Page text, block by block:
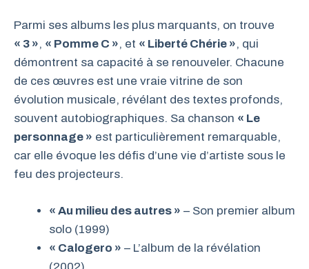
Parmi ses albums les plus marquants, on trouve
« 3 », « Pomme C », et « Liberté Chérie », qui
démontrent sa capacité à se renouveler. Chacune
de ces œuvres est une vraie vitrine de son
évolution musicale, révélant des textes profonds,
souvent autobiographiques. Sa chanson « Le
personnage » est particulièrement remarquable,
car elle évoque les défis d’une vie d’artiste sous le
feu des projecteurs.
« Au milieu des autres » – Son premier album
solo (1999)
« Calogero » – L’album de la révélation
(2002)